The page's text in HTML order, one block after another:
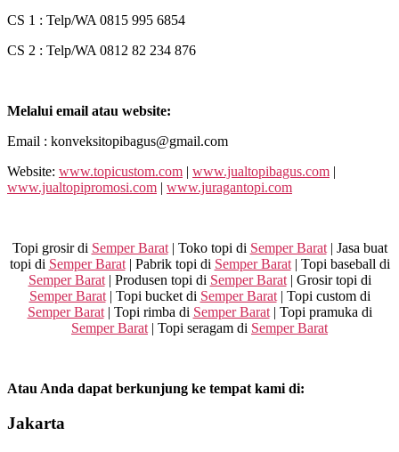
CS 1 : Telp/WA 0815 995 6854
CS 2 : Telp/WA 0812 82 234 876
Melalui email atau website:
Email : konveksitopibagus@gmail.com
Website: www.topicustom.com | www.jualtopibagus.com |
www.jualtopipromosi.com | www.juragantopi.com
Topi grosir di Semper Barat| Toko topi di Semper Barat| Jasa buat
topi di Semper Barat| Pabrik topi di Semper Barat| Topi baseball di
Semper Barat| Produsen topi di Semper Barat| Grosir topi di
Semper Barat| Topi bucket di Semper Barat| Topi custom di
Semper Barat| Topi rimba di Semper Barat| Topi pramuka di
Semper Barat | Topi seragam di Semper Barat
Atau Anda dapat berkunjung ke tempat kami di:
Jakarta